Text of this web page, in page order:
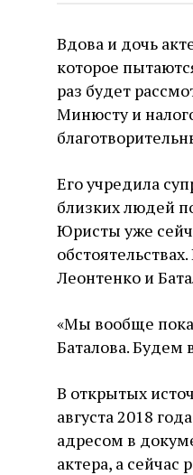
Вдова и дочь
которое
раз будет
Минюсту и
Его учредила
близких людей
Юристы уже
Леонтенко и
«Мы вообще
Баталова. Будем
В открытых
августа 2018
адресом в
актера, а сейчас